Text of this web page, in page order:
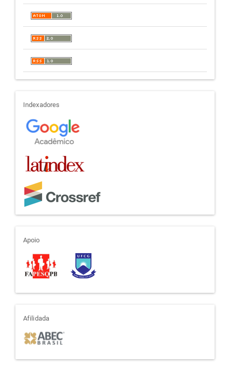
indexadores
Indexadores
apoio
Apoio
afiliada
Afilidada